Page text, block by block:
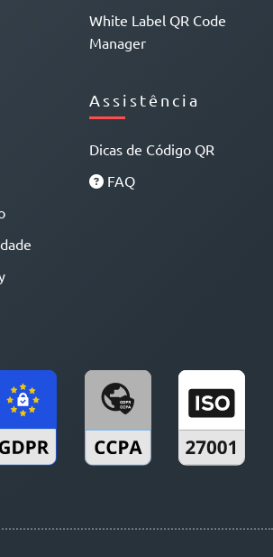
White Label QR Code
Manager
Assistência
Dicas de Código QR
FAQ